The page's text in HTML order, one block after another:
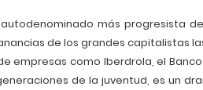
más progresista
de los grandes capitalistas
empresas como Iberdrola, el
de la juventud, es un